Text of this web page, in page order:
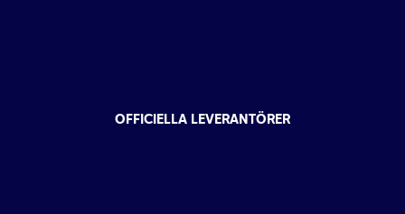
OFFICIELLA LEVERANTÖRER